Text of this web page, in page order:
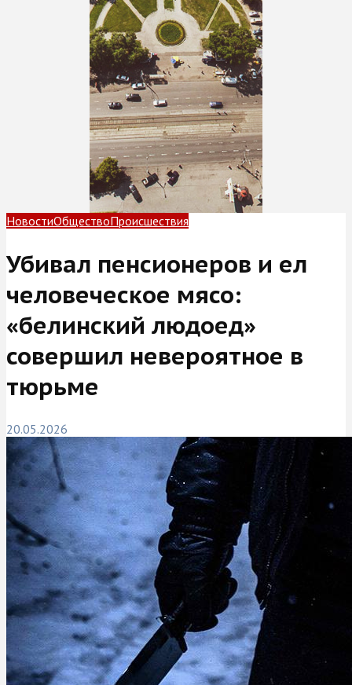
НовостиОбществоПроисшествия
Убивал пенсионеров и ел
человеческое мясо:
«белинский людоед»
совершил невероятное в
тюрьме
20.05.2026